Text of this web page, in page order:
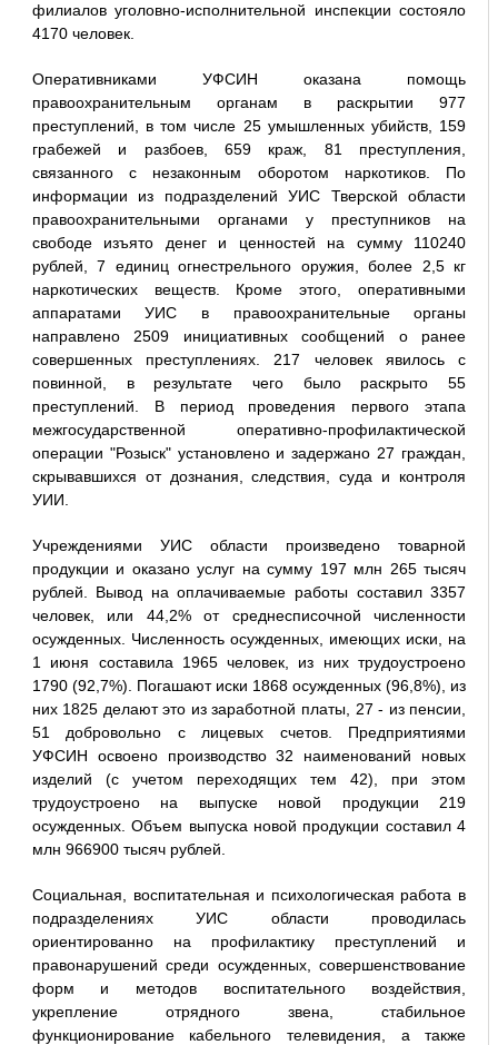
филиалов уголовно-исполнительной инспекции состояло
4170 человек.
Оперативниками УФСИН оказана помощь
правоохранительным органам в раскрытии 977
преступлений, в том числе 25 умышленных убийств, 159
грабежей и разбоев, 659 краж, 81 преступления,
связанного с незаконным оборотом наркотиков. По
информации из подразделений УИС Тверской области
правоохранительными органами у преступников на
свободе изъято денег и ценностей на сумму 110240
рублей, 7 единиц огнестрельного оружия, более 2,5 кг
наркотических веществ. Кроме этого, оперативными
аппаратами УИС в правоохранительные органы
направлено 2509 инициативных сообщений о ранее
совершенных преступлениях. 217 человек явилось с
повинной, в результате чего было раскрыто 55
преступлений. В период проведения первого этапа
межгосударственной оперативно-профилактической
операции "Розыск" установлено и задержано 27 граждан,
скрывавшихся от дознания, следствия, суда и контроля
УИИ.
Учреждениями УИС области произведено товарной
продукции и оказано услуг на сумму 197 млн 265 тысяч
рублей. Вывод на оплачиваемые работы составил 3357
человек, или 44,2% от среднесписочной численности
осужденных. Численность осужденных, имеющих иски, на
1 июня составила 1965 человек, из них трудоустроено
1790 (92,7%). Погашают иски 1868 осужденных (96,8%), из
них 1825 делают это из заработной платы, 27 - из пенсии,
51 добровольно с лицевых счетов. Предприятиями
УФСИН освоено производство 32 наименований новых
изделий (с учетом переходящих тем 42), при этом
трудоустроено на выпуске новой продукции 219
осужденных. Объем выпуска новой продукции составил 4
млн 966900 тысяч рублей.
Социальная, воспитательная и психологическая работа в
подразделениях УИС области проводилась
ориентированно на профилактику преступлений и
правонарушений среди осужденных, совершенствование
форм и методов воспитательного воздействия,
укрепление отрядного звена, стабильное
функционирование кабельного телевидения, а также